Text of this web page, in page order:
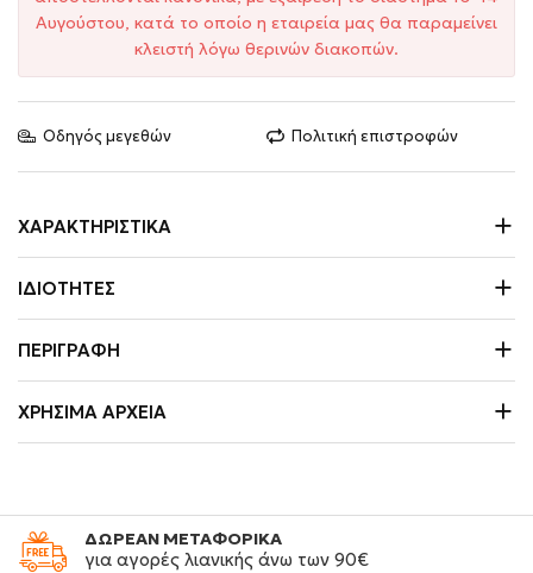
Αυγούστου, κατά το οποίο η εταιρεία μας θα παραμείνει
κλειστή λόγω θερινών διακοπών.
Οδηγός μεγεθών Πολιτική επιστροφών
ΧΑΡΑΚΤΗΡΙΣΤΙΚΆ
ΙΔΙΌΤΗΤΕΣ
ΠΕΡΙΓΡΑΦΉ
ΧΡΉΣΙΜΑ ΑΡΧΕΊΑ
ΔΩΡΕΑΝ ΜΕΤΑΦΟΡΙΚΑ
για αγορές λιανικής άνω των 90€